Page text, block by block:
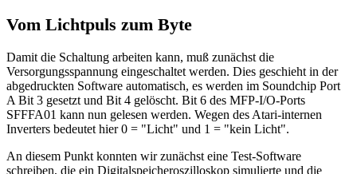
Vom Lichtpuls zum Byte
Damit die Schaltung arbeiten kann, muß zunächst die
Versorgungsspannung eingeschaltet werden. Dies geschieht in der
abgedruckten Software automatisch, es werden im Soundchip Port
A Bit 3 gesetzt und Bit 4 gelöscht. Bit 6 des MFP-I/O-Ports
SFFFA01 kann nun gelesen werden. Wegen des Atari-internen
Inverters bedeutet hier 0 = "Licht" und 1 = "kein Licht".
An diesem Punkt konnten wir zunächst eine Test-Software
schreiben, die ein Digitalspeicheroszilloskop simulierte und die